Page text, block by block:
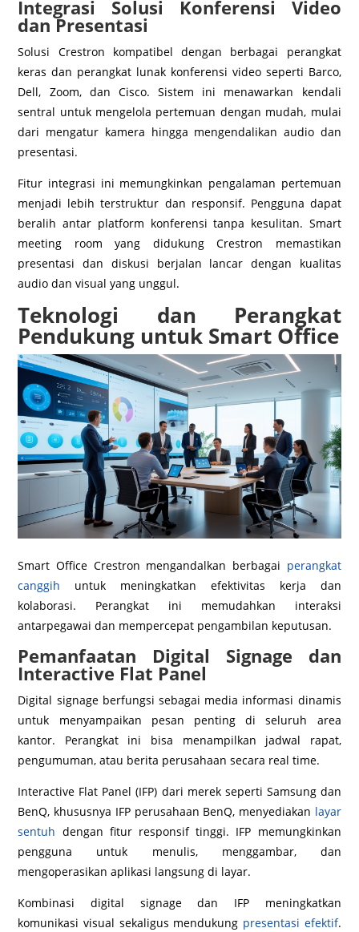
Integrasi Solusi Konferensi Video
dan Presentasi
Solusi Crestron kompatibel dengan berbagai perangkat
keras dan perangkat lunak konferensi video seperti Barco,
Dell, Zoom, dan Cisco. Sistem ini menawarkan kendali
sentral untuk mengelola pertemuan dengan mudah, mulai
dari mengatur kamera hingga mengendalikan audio dan
presentasi.
Fitur integrasi ini memungkinkan pengalaman pertemuan
menjadi lebih terstruktur dan responsif. Pengguna dapat
beralih antar platform konferensi tanpa kesulitan. Smart
meeting room yang didukung Crestron memastikan
presentasi dan diskusi berjalan lancar dengan kualitas
audio dan visual yang unggul.
Teknologi dan Perangkat
Pendukung untuk Smart Office
Smart Office Crestron mengandalkan berbagai perangkat
canggih untuk meningkatkan efektivitas kerja dan
kolaborasi. Perangkat ini memudahkan interaksi
antarpegawai dan mempercepat pengambilan keputusan.
Pemanfaatan Digital Signage dan
Interactive Flat Panel
Digital signage berfungsi sebagai media informasi dinamis
untuk menyampaikan pesan penting di seluruh area
kantor. Perangkat ini bisa menampilkan jadwal rapat,
pengumuman, atau berita perusahaan secara real time.
Interactive Flat Panel (IFP) dari merek seperti Samsung dan
BenQ, khususnya IFP perusahaan BenQ, menyediakan layar
sentuh dengan fitur responsif tinggi. IFP memungkinkan
pengguna untuk menulis, menggambar, dan
mengoperasikan aplikasi langsung di layar.
Kombinasi digital signage dan IFP meningkatkan
komunikasi visual sekaligus mendukung presentasi efektif.